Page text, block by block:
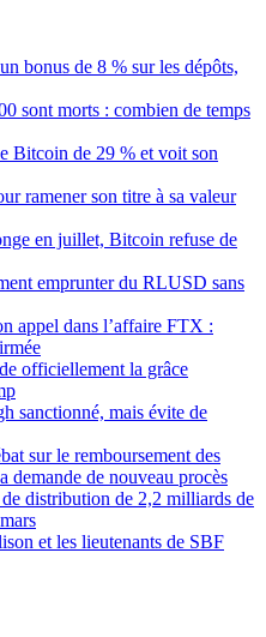
bonus de 8 % sur les dépôts,
sont morts : combien de temps
Bitcoin de 29 % et voit son
ramener son titre à sa valeur
en juillet, Bitcoin refuse de
emprunter du RLUSD sans
appel dans l’affaire FTX :
officiellement la grâce
sanctionné, mais évite de
sur le remboursement des
de nouveau procès
distribution de 2,2 milliards de
et les lieutenants de SBF